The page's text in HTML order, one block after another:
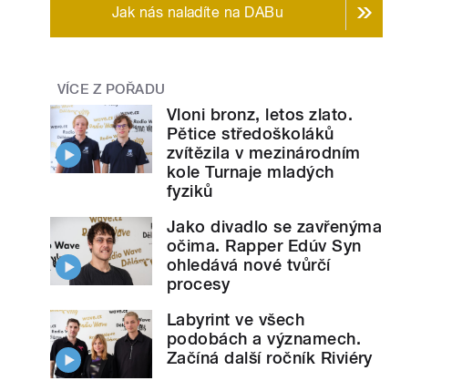
Jak nás naladíte na DABu
VÍCE Z POŘADU
Vloni bronz, letos zlato.
Pětice středoškoláků
zvítězila v mezinárodním
kole Turnaje mladých
fyziků
Jako divadlo se zavřenýma
očima. Rapper Edúv Syn
ohledává nové tvůrčí
procesy
Labyrint ve všech
podobách a významech.
Začíná další ročník Riviéry